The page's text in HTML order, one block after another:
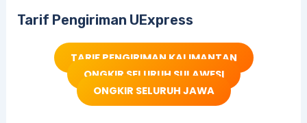
Tarif Pengiriman UExpress
TARIF PENGIRIMAN KALIMANTAN
ONGKIR SELURUH SULAWESI
ONGKIR SELURUH JAWA